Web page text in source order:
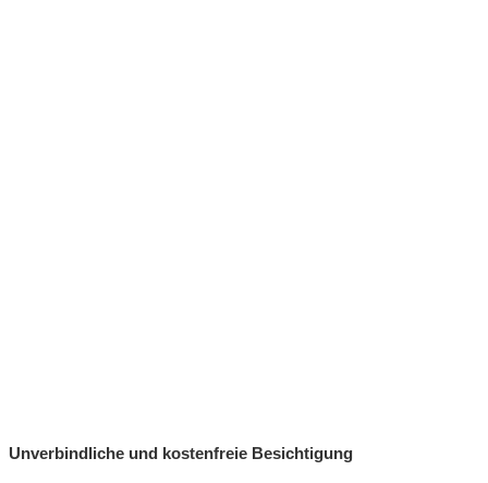
Unverbindliche und kostenfreie Besichtigung